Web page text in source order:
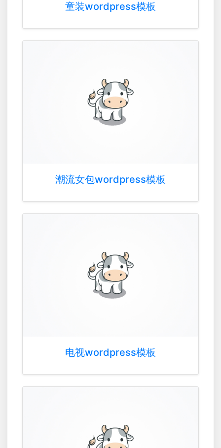
童装wordpress模板
潮流女包wordpress模板
电视wordpress模板